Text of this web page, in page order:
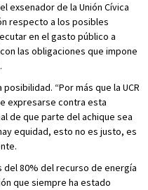
exsenador de la Unión Cívica
respecto a los posibles
en el gasto público a
las obligaciones que impone
“Por más que la UCR
expresarse contra esta
de que parte del achique sea
equidad, esto no es justo, es
del 80% del recurso de energía
que siempre ha estado